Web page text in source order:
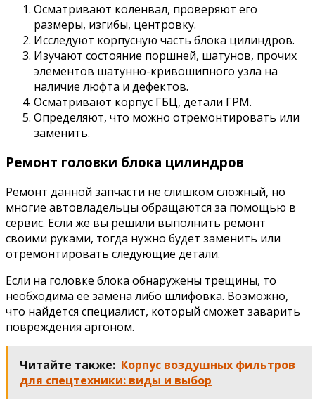
Осматривают коленвал, проверяют его
размеры, изгибы, центровку.
Исследуют корпусную часть блока цилиндров.
Изучают состояние поршней, шатунов, прочих
элементов шатунно-кривошипного узла на
наличие люфта и дефектов.
Осматривают корпус ГБЦ, детали ГРМ.
Определяют, что можно отремонтировать или
заменить.
Ремонт головки блока цилиндров
Ремонт данной запчасти не слишком сложный, но
многие автовладельцы обращаются за помощью в
сервис. Если же вы решили выполнить ремонт
своими руками, тогда нужно будет заменить или
отремонтировать следующие детали.
Если на головке блока обнаружены трещины, то
необходима ее замена либо шлифовка. Возможно,
что найдется специалист, который сможет заварить
повреждения аргоном.
Читайте также: Корпус воздушных фильтров
для спецтехники: виды и выбор